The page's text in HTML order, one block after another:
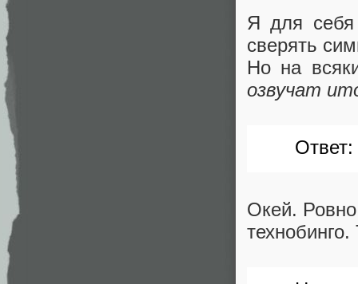
Я для себя
сверять
Но на
озвучат
Ответ:
Окей. Ровно